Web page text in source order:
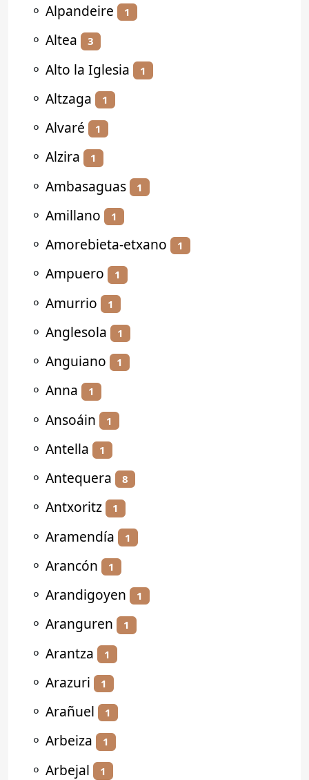
⚬ Alpandeire 1
⚬ Altea 3
⚬ Alto la Iglesia 1
⚬ Altzaga 1
⚬ Alvaré 1
⚬ Alzira 1
⚬ Ambasaguas 1
⚬ Amillano 1
⚬ Amorebieta-etxano 1
⚬ Ampuero 1
⚬ Amurrio 1
⚬ Anglesola 1
⚬ Anguiano 1
⚬ Anna 1
⚬ Ansoáin 1
⚬ Antella 1
⚬ Antequera 8
⚬ Antxoritz 1
⚬ Aramendía 1
⚬ Arancón 1
⚬ Arandigoyen 1
⚬ Aranguren 1
⚬ Arantza 1
⚬ Arazuri 1
⚬ Arañuel 1
⚬ Arbeiza 1
⚬ Arbejal 1